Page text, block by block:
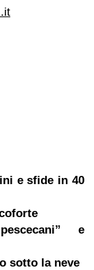
e sfide in 40
e
sotto la neve